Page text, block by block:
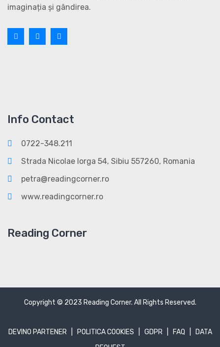
imaginația și gândirea.
Info Contact
0722-348.211
Strada Nicolae Iorga 54, Sibiu 557260, Romania
petra@readingcorner.ro
www.readingcorner.ro
Reading Corner
Copyright © 2023 Reading Corner. All Rights Reserved.
DEVINO PARTENER | POLITICA COOKIES | GDPR | FAQ | DATA